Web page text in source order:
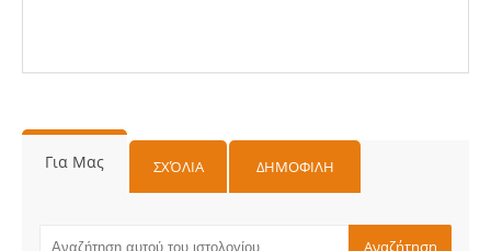
Για Μας ΣΧΌΛΙΑ ΔΗΜΟΦΙΛΗ